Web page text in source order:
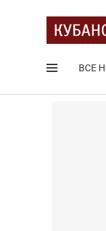
ВСЕ